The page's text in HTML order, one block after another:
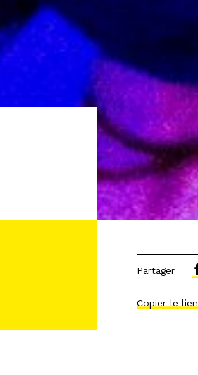
Partager
Copier le lien